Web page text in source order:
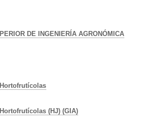
DE INGENIERÍA AGRONÓMICA
(HJ) (GIA)